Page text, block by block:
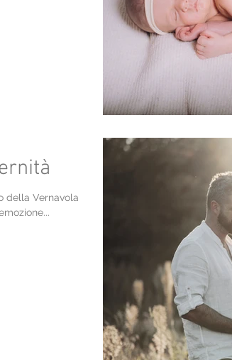
della Vernavola